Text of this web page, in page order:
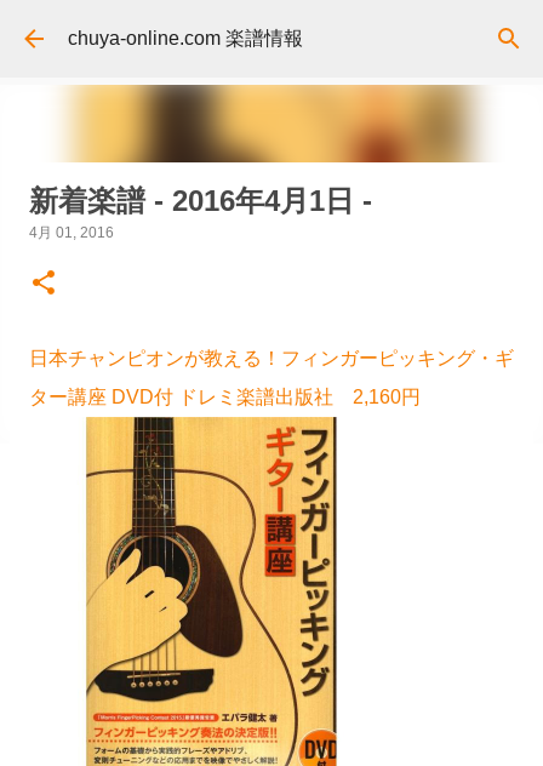
スキップしてメイン コンテンツに移動
chuya-online.com 楽譜情報
新着楽譜 - 2016年4月1日 -
4月 01, 2016
日本チャンピオンが教える！フィンガーピッキング・ギ
ター講座 DVD付 ドレミ楽譜出版社 2,160円